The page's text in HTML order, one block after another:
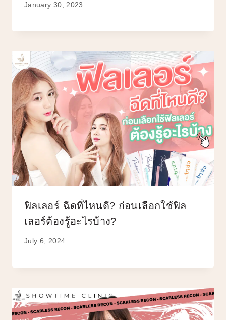
January 30, 2023
ฟิลเลอร์ ฉีดที่ไหนดี? ก่อนเลือกใช้ฟิล
เลอร์ต้องรู้อะไรบ้าง?
July 6, 2024